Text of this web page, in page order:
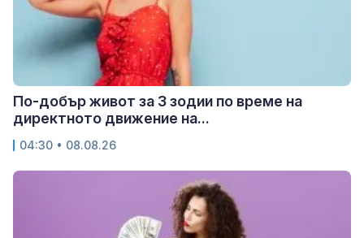
По-добър живот за 3 зодии по време на
директното движение на...
04:30 • 08.08.26